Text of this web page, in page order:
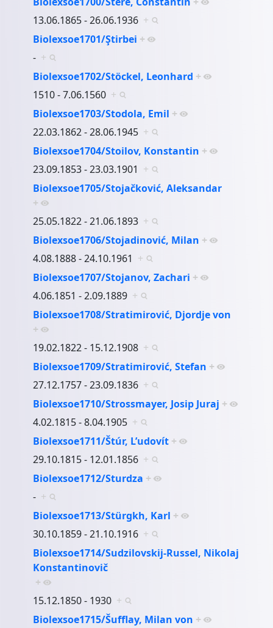
13.06.1865 - 26.06.1936 +
Biolexsoe1701/Ştirbei +
- +
Biolexsoe1702/Stöckel, Leonhard +
1510 - 7.06.1560 +
Biolexsoe1703/Stodola, Emil +
22.03.1862 - 28.06.1945 +
Biolexsoe1704/Stoilov, Konstantin +
23.09.1853 - 23.03.1901 +
Biolexsoe1705/Stojačković, Aleksandar
+
25.05.1822 - 21.06.1893 +
Biolexsoe1706/Stojadinović, Milan +
4.08.1888 - 24.10.1961 +
Biolexsoe1707/Stojanov, Zachari +
4.06.1851 - 2.09.1889 +
Biolexsoe1708/Stratimirović, Djordje von
+
19.02.1822 - 15.12.1908 +
Biolexsoe1709/Stratimirović, Stefan +
27.12.1757 - 23.09.1836 +
Biolexsoe1710/Strossmayer, Josip Juraj +
4.02.1815 - 8.04.1905 +
Biolexsoe1711/Štúr, L’udovít +
29.10.1815 - 12.01.1856 +
Biolexsoe1712/Sturdza +
- +
Biolexsoe1713/Stürgkh, Karl +
30.10.1859 - 21.10.1916 +
Biolexsoe1714/Sudzilovskij-Russel, Nikolaj
Konstantinovič
+
15.12.1850 - 1930 +
Biolexsoe1715/Šufflay, Milan von +